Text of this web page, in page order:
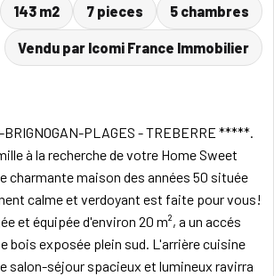
143 m2 7 pieces 5 chambres
Vendu par Icomi France Immobilier
PLAGES - TREBERRE *****.
à la recherche de votre Home Sweet
charmante maison des années 50 située
calme et verdoyant est faite pour vous!
et équipée d'environ 20 m², a un accés
bois exposée plein sud. L'arrière cuisine
salon-séjour spacieux et lumineux ravirra